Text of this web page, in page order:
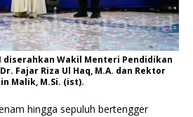
diserahkan Wakil Menteri Pendidikan
Fajar Riza Ul Haq, M.A. dan Rektor
Malik, M.Si. (ist).
hingga sepuluh bertengger